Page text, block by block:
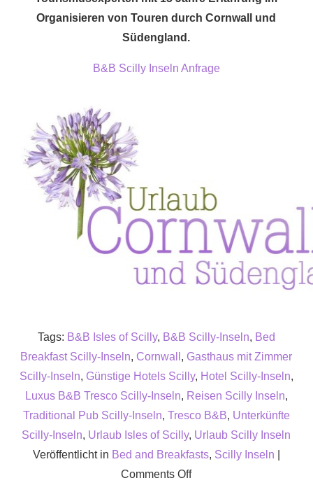
Organisieren von Touren durch Cornwall und
Südengland.
B&B Scilly Inseln Anfrage
Tags: B&B Isles of Scilly, B&B Scilly-Inseln, Bed
Breakfast Scilly-Inseln, Cornwall , Gasthaus mit Zimmer
Scilly-Inseln, Günstige Hotels Scilly, Hotel Scilly-Inseln,
Luxus B&B Tresco Scilly-Inseln, Reisen Scilly Inseln,
Traditional Pub Scilly-Inseln, Tresco B&B, Unterkünfte
Scilly-Inseln, Urlaub Isles of Scilly, Urlaub Scilly Inseln
Veröffentlicht in Bed and Breakfasts, Scilly Inseln
Comments Offon